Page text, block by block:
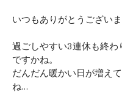
いつもありがとうござい
過ごしやすい3連休も終わ
ですかね。
だんだん暖かい日が増え
ね…